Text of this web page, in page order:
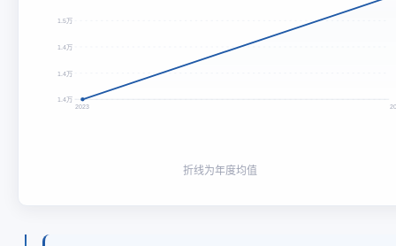
1.5万
1.4万
1.4万
1.4万
2023
折线为年度均值